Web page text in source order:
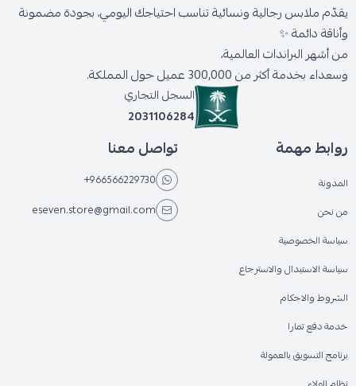
يقدّم ملابس رجالية ونسائية تناسب احتياجك اليومي، بجودة مضمونة
وأناقة دائمة ✨
من أشهر البراندات العالمية،
وسعداء بخدمة أكثر من 300,000 عميل حول المملكة.
السجل التجاري
2031106284
روابط مهمة
المدونة
من نحن
سياسة الخصوصية
سياسة الاستبدال والاسترجاع
الشروط والاحكام
خدمة دفع تمارا
برنامج التسويق بالعمولة
تواصل معنا
+966566229730
eseven.store@gmail.com